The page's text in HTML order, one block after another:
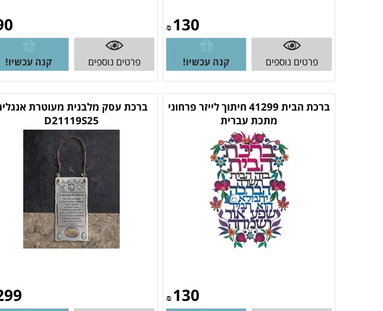
₪130
פרטים נוספים קנה עכשיו! פרטים נוספים קנה עכשיו!
ברכת הבית 41299 חיתוך לייזר פרחוני
מתכת עברית
₪130
ברכת עסק מלבנית מעוטרת
D21119S25